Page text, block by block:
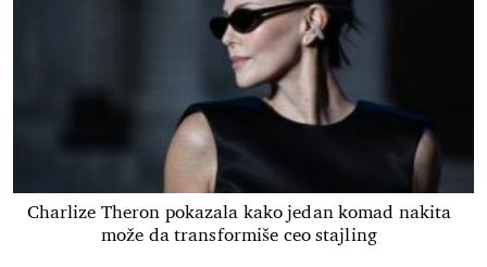
Charlize Theron pokazala kako jedan komad nakita
može da transformiše ceo stajling